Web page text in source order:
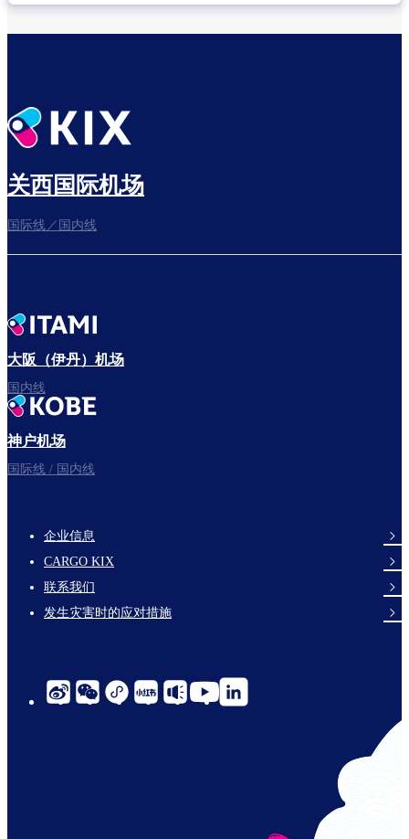
关西国际机场
国际线／国内线
大阪（伊丹）机场
国内线
神户机场
国际线 / 国内线
footer-
links-
en-
企业信息
CARGO KIX
联系我们
发生灾害时的应对措施
social-